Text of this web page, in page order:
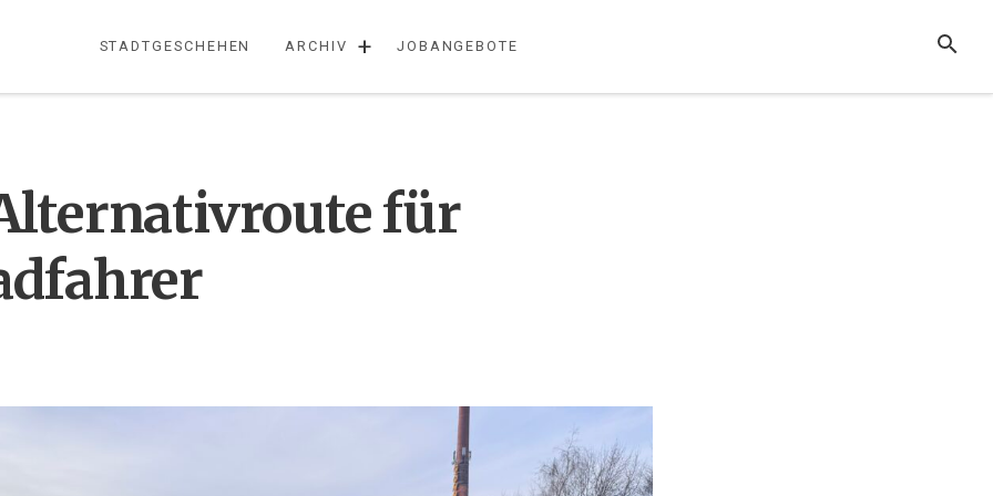
SUCHE
STADTGESCHEHEN ARCHIV + JOBANGEBOTE
für